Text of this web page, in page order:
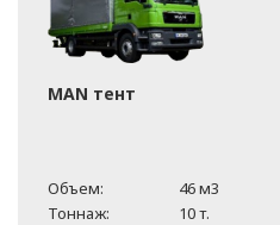
MAN тент
Объем:
46 м3
Тоннаж:
10 т.